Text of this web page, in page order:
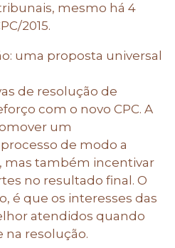
mesmo há 4
2015.
uma proposta universal
de resolução de
com o novo CPC. A
um
de modo a
mas também incentivar
no resultado final. O
é que os interesses das
atendidos quando
na resolução.